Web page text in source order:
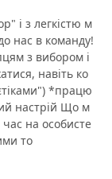
і з легкістю м
нас в команду!
з вибором і
навіть ко
*працю
настрій Що м
на особисте
то